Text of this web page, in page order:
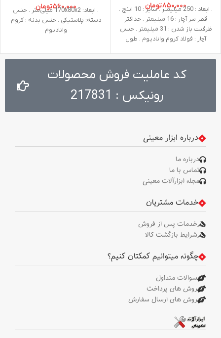
۸۵۰,۰۰۰تومان
. ابعاد : 250 میلیمتر . سایز : 10 اینچ .
قطر سر آچار : 16 میلیمتر . حداکثر
ظرفیت باز شدن : 31 میلیمتر . جنس
آچار : فولاد کروم وانادیوم . طول
ronix
۵۶۰,۰۰۰تومان
. ابعاد: 170x80x2 میلی‌متر . جنس
دسته: پلاستیکی . جنس بدنه : کروم
وانادیوم
کد عاملیت فروش محصولات
رونیکس : 217831
درباره ابزار معینی
درباره ما
تماس با ما
مجله ابزارآلات معینی
خدمات مشتریان
خدمات پس از فروش
شرایط بازگشت کالا
چگونه میتوانیم کمکتان کنیم؟
سوالات متداول
روش های پرداخت
روش های ارسال سفارش